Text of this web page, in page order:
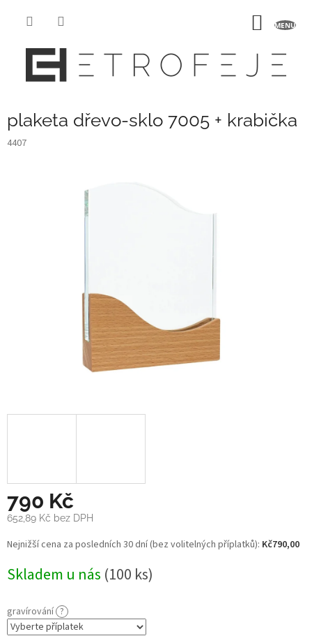
plaketa dřevo-sklo 7005 + krabička
4407
790 Kč
652,89 Kč bez DPH
Měrná
cena:
Nejnižší cena za posledních 30 dní (bez volitelných příplatků): Kč790,00
Skladem u nás (100 ks)
gravírování ?